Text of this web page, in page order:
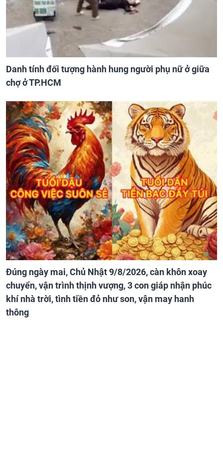
Danh tính đối tượng hành hung người phụ nữ ở giữa
chợ ở TP.HCM
Đúng ngày mai, Chủ Nhật 9/8/2026, càn khôn xoay
chuyển, vận trình thịnh vượng, 3 con giáp nhận phúc
khí nhà trời, tình tiền đỏ như son, vận may hanh
thông